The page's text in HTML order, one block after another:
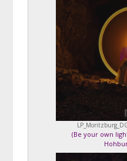
(Be your own